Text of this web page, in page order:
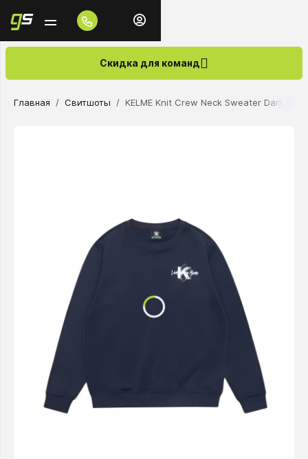
Скидка для команд
Главная Свитшоты KELME Knit Crew Neck Sweater Dark Blue